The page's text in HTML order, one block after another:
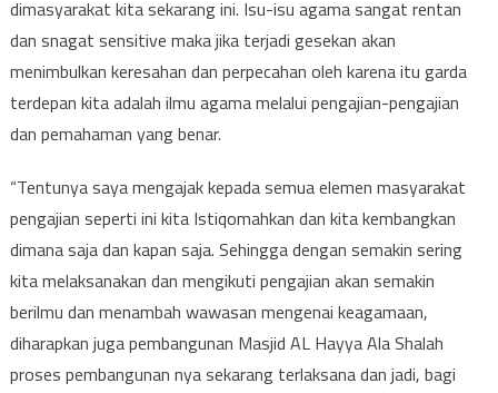
dimasyarakat kita sekarang ini. Isu-isu agama sangat rentan
dan snagat sensitive maka jika terjadi gesekan akan
menimbulkan keresahan dan perpecahan oleh karena itu garda
terdepan kita adalah ilmu agama melalui pengajian-pengajian
dan pemahaman yang benar.
“Tentunya saya mengajak kepada semua elemen masyarakat
pengajian seperti ini kita Istiqomahkan dan kita kembangkan
dimana saja dan kapan saja. Sehingga dengan semakin sering
kita melaksanakan dan mengikuti pengajian akan semakin
berilmu dan menambah wawasan mengenai keagamaan,
diharapkan juga pembangunan Masjid AL Hayya Ala Shalah
proses pembangunan nya sekarang terlaksana dan jadi, bagi